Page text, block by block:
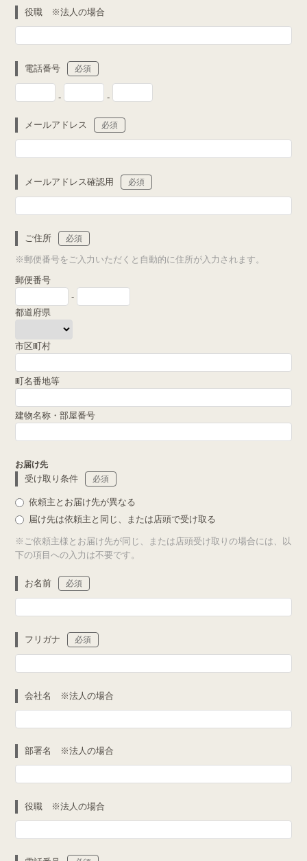
役職 ※法人の場合
電話番号 必須
- -
メールアドレス 必須
メールアドレス確認用 必須
ご住所 必須
※郵便番号をご入力いただくと自動的に住所が入力されます。
郵便番号
-
都道府県
市区町村
町名番地等
建物名称・部屋番号
お届け先
受け取り条件 必須
依頼主とお届け先が異なる
届け先は依頼主と同じ、または店頭で受け取る
※ご依頼主様とお届け先が同じ、または店頭受け取りの場合には、以
下の項目への入力は不要です。
お名前 必須
フリガナ 必須
会社名 ※法人の場合
部署名 ※法人の場合
役職 ※法人の場合